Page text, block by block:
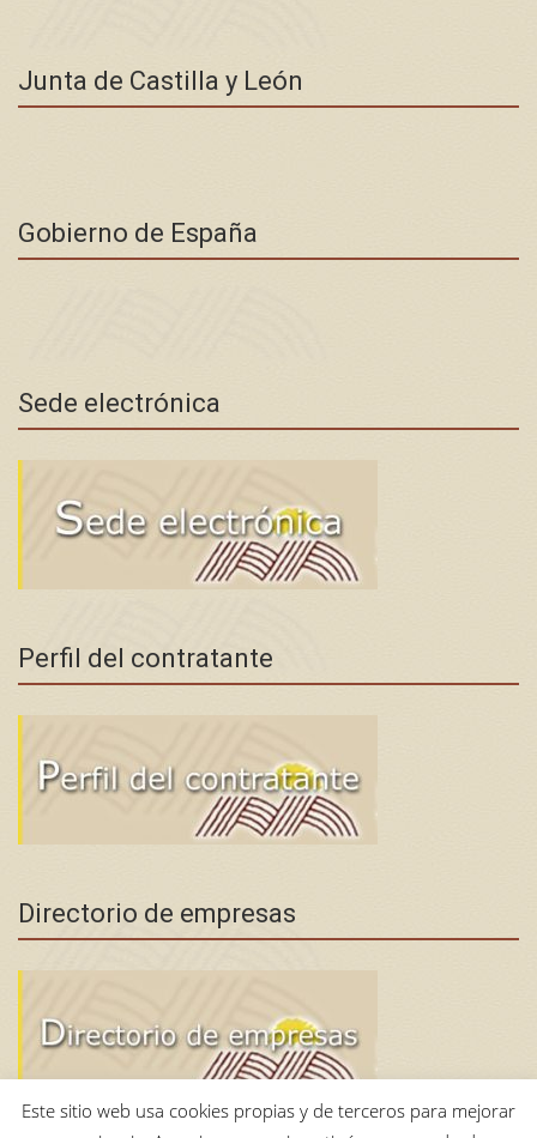
Junta de Castilla y León
Gobierno de España
Sede electrónica
Perfil del contratante
Directorio de empresas
Este sitio web usa cookies propias y de terceros para mejorar